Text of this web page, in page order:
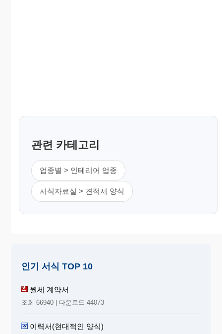
관련 카테고리
업종별 > 인테리어 업종
서식자료실 > 견적서 양식
인기 서식 TOP 10
월세 계약서
조회 66940 | 다운로드 44073
이력서(현대적인 양식)